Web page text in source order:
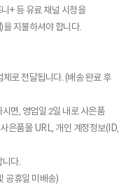
+ 등 유료 채널 시청을
지불하셔야 합니다.
로 전달됩니다. (배송 완료 후
면, 영업일 2일 내로 사은품
은품몰 URL, 개인 계정정보(ID,
니다.
공휴일 미배송)